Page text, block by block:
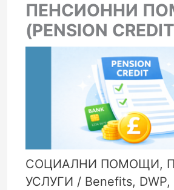
ПЕНСИОННИ
(PENSION
СОЦИАЛНИ ПОМОЩИ,
УСЛУГИ / Benefits, DWP,